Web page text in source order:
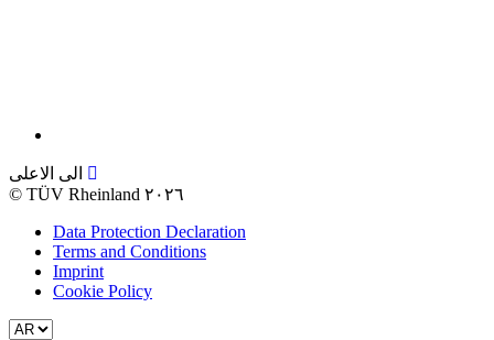
الى الاعلى
©
TÜV Rheinland ٢٠٢٦
Data Protection Declaration
Terms and Conditions
Imprint
Cookie Policy